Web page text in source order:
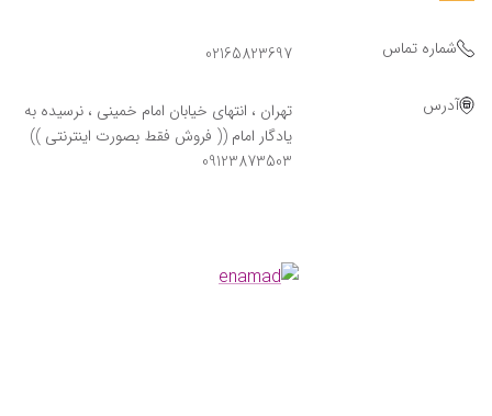
شماره تماس 02165823697
آدرس
تهران ، انتهای خیابان امام خمینی ، نرسیده به
یادگار امام (( فروش فقط بصورت اینترنتی ))
09123873503